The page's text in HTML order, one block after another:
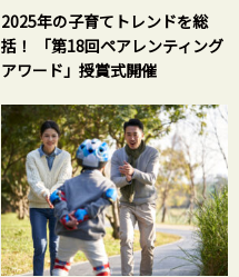
2025年の子育てトレンドを総
括！ 「第18回ペアレンティング
アワード」授賞式開催